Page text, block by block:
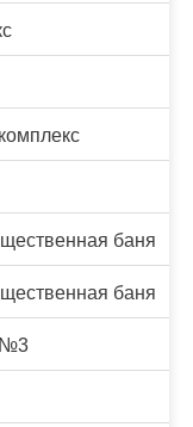
баня
баня
№3